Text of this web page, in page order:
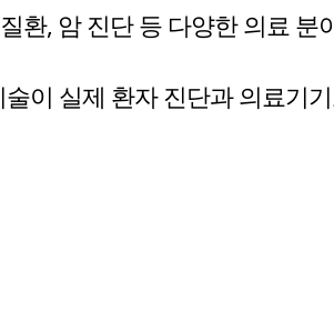
환, 암 진단 등 다양한 의료 분
이 실제 환자 진단과 의료기